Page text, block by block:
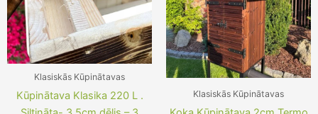
Klasiskās Kūpinātavas
Kūpinātava Klasika 220 L .
Klasiskās Kūpinātavas